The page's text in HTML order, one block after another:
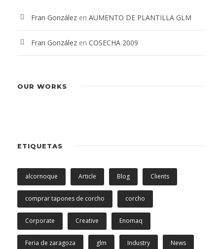
Fran González en AUMENTO DE PLANTILLA GLM
Fran González en COSECHA 2009
OUR WORKS
ETIQUETAS
alcornoque Article Blog Clients
comprar tapones de corcho corcho
Corporate Creative Enomaq
Feria de zaragoza glm Industry News